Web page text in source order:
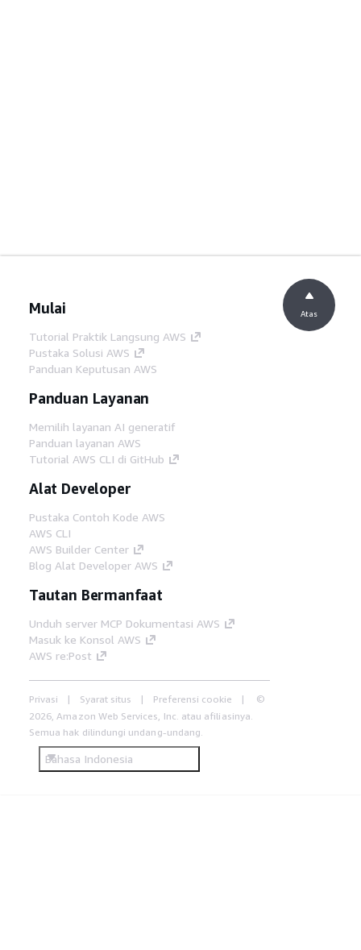
Mulai
Tutorial Praktik Langsung AWS
Pustaka Solusi AWS
Panduan Keputusan AWS
Panduan Layanan
Memilih layanan AI generatif
Panduan layanan AWS
Tutorial AWS CLI di GitHub
Alat Developer
Pustaka Contoh Kode AWS
AWS CLI
AWS Builder Center
Blog Alat Developer AWS
Tautan Bermanfaat
Unduh server MCP Dokumentasi AWS
Masuk ke Konsol AWS
AWS re:Post
Privasi Syarat situs Preferensi cookie
©
2026, Amazon Web Services, Inc. atau afiliasinya.
Semua hak dilindungi undang-undang.
Bahasa Indonesia
Atas